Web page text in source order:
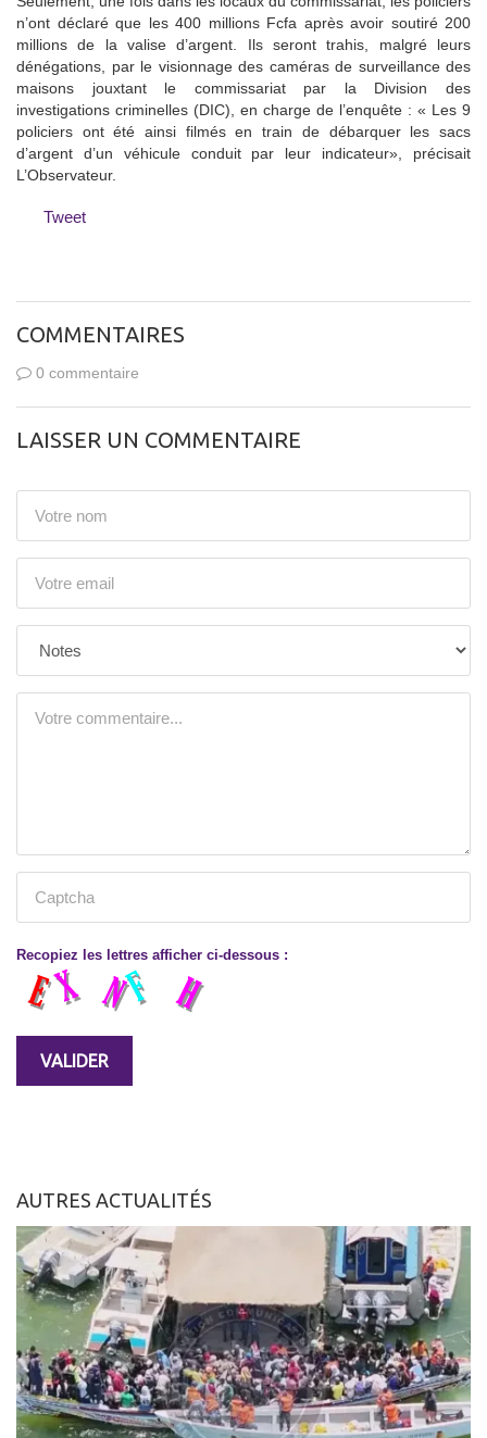
n’ont déclaré que les 400 millions Fcfa après avoir soutiré 200
millions de la valise d’argent. Ils seront trahis, malgré leurs
dénégations, par le visionnage des caméras de surveillance des
maisons jouxtant le commissariat par la Division des
investigations criminelles (DIC), en charge de l’enquête : « Les 9
policiers ont été ainsi filmés en train de débarquer les sacs
d’argent d’un véhicule conduit par leur indicateur», précisait
L’Observateur.
Tweet
COMMENTAIRES
0 commentaire
LAISSER UN COMMENTAIRE
Recopiez les lettres afficher ci-dessous :
AUTRES ACTUALITÉS